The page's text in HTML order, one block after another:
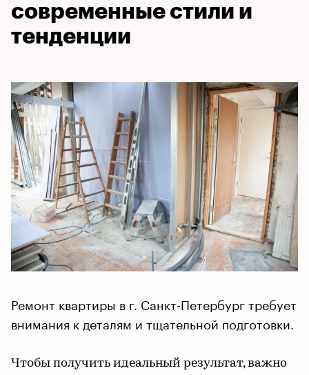
современные стили и
тенденции
Ремонт квартиры в г. Санкт-Петербург требует
внимания к деталям и тщательной подготовки.
Чтобы получить идеальный результат, важно